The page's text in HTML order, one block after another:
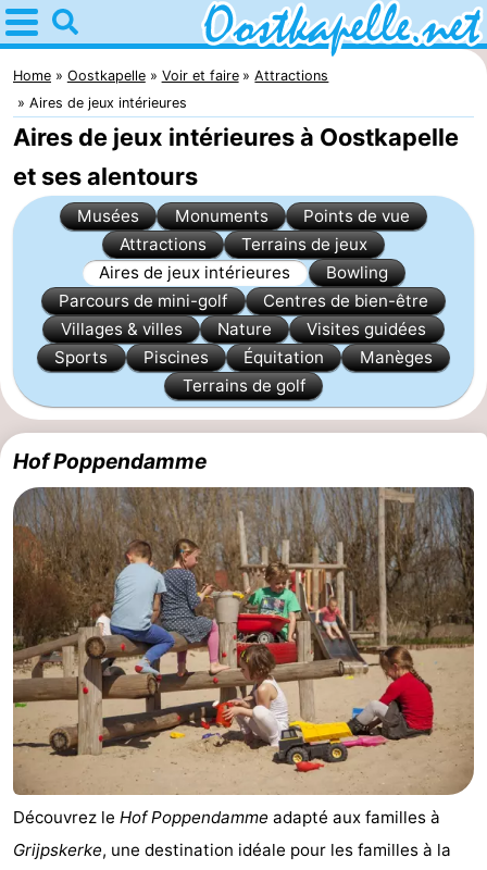
Home
Oostkapelle
Astuces
Avec
les
Nature
Oranjezon
nuit
Appartements
De
Grote
Geere
Campings
Chambre
d'hôtes
Chaumières
-
Bos
en
Duin
De
Grote
Geere
-
De
Zandput
-
Dennenbos
Fort
den
-
In
-
Home Oostkapelle Voir et faire
Attractions
Aires de jeux intérieures
Aires de jeux intérieures à Oostkapelle
et ses alentours
Musées Monuments
Points de vue
Attractions
Terrains de jeux
Aires de jeux intérieures
Bowling
Parcours de mini-golf
Centres de bien-être
Villages & villes
Nature
Visites guidées
Sports
Piscines Équitation
Manèges
Terrains de golf
Hof Poppendamme
Découvrez le Hof Poppendamme adapté aux familles à
Grijpskerke, une destination idéale pour les familles à la